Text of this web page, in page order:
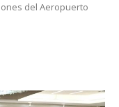
del Aeropuerto